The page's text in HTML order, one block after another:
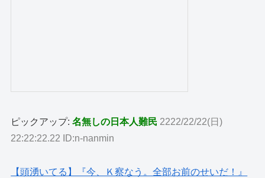
ピックアップ:名無しの日本人難民 2222/22/22(日)
22:22:22.22 ID:n-nanmin
【頭湧いてる】『今、Ｋ察なう。全部お前のせいだ！』